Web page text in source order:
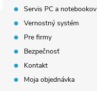
Servis PC a notebookov
Vernostný systém
Pre firmy
Bezpečnosť
Kontakt
Moja objednávka